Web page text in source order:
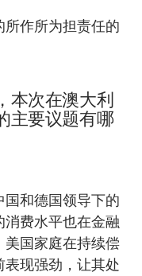
作所为担责任的
本次在澳大利
主要议题有哪
和德国领导下的
费水平也在金融
国家庭在持续偿
现强劲，让其处